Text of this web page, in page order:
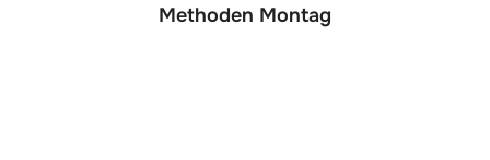
Methoden Montag